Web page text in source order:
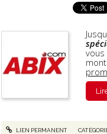
LIEN PERMANENT